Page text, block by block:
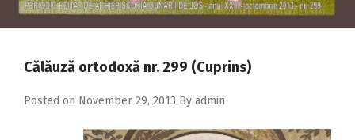
2010
Călăuză ortodoxă nr. 299 (Cuprins)
Posted on November 29, 2013 By admin